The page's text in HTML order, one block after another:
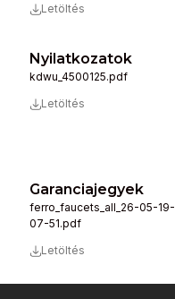
Letöltés
Nyilatkozatok
kdwu_4500125.pdf
Letöltés
Garanciajegyek
ferro_faucets_all_26-05-19-
07-51.pdf
Letöltés